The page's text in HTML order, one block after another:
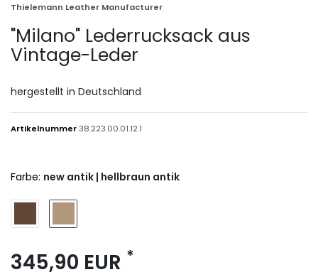
Thielemann Leather Manufacturer
"Milano" Lederrucksack aus
Vintage-Leder
hergestellt in Deutschland
Artikelnummer38.223.00.01.12.1
Farbe: new antik | hellbraun antik
345,90 EUR *